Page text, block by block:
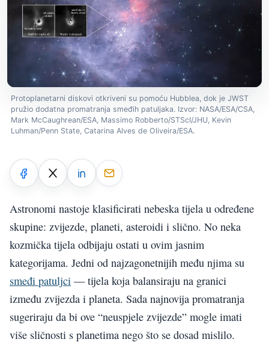
Protoplanetarni diskovi otkriveni su pomoću Hubblea, dok je JWST
pružio dodatna promatranja smeđih patuljaka. Izvor: NASA/ESA/CSA,
Mark McCaughrean/ESA, Massimo Robberto/STScI/JHU, Kevin
Luhman/Penn State, Catarina Alves de Oliveira/ESA.
Astronomi nastoje klasificirati nebeska tijela u određene
skupine: zvijezde, planeti, asteroidi i slično. No neka
kozmička tijela odbijaju ostati u ovim jasnim
kategorijama. Jedni od najzagonetnijih među njima su
smeđi patuljci — tijela koja balansiraju na granici
između zvijezda i planeta. Sada najnovija promatranja
sugeriraju da bi ove “neuspjele zvijezde” mogle imati
više sličnosti s planetima nego što se dosad mislilo.